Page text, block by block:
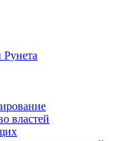
властей